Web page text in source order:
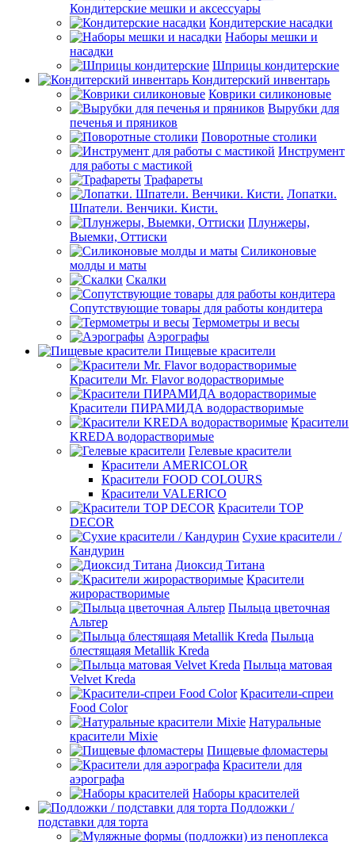
Кондитерские мешки и аксессуары
Кондитерские насадки
Наборы мешки и
насадки
Шприцы кондитерские
Кондитерский инвентарь
Коврики силиконовые
Вырубки для
печенья и пряников
Поворотные столики
Инструмент
для работы с мастикой
Трафареты
Лопатки.
Шпатели. Венчики. Кисти.
Плунжеры,
Выемки, Оттиски
Силиконовые
молды и маты
Скалки
Сопутствующие товары для работы кондитера
Термометры и весы
Аэрографы
Пищевые красители
Красители Mr. Flavor водорастворимые
Красители ПИРАМИДА водорастворимые
Красители
KREDA водорастворимые
Гелевые красители
Красители AMERICOLOR
Красители FOOD COLOURS
Красители VALERICO
Красители TOP
DECOR
Сухие красители /
Кандурин
Диоксид Титана
Красители
жирорастворимые
Пыльца цветочная
Альтер
Пыльца
блестящаяя Metallik Kreda
Пыльца матовая
Velvet Kreda
Красители-спреи
Food Color
Натуральные
красители Mixie
Пищевые фломастеры
Красители для
аэрографа
Наборы красителей
Подложки /
подставки для торта